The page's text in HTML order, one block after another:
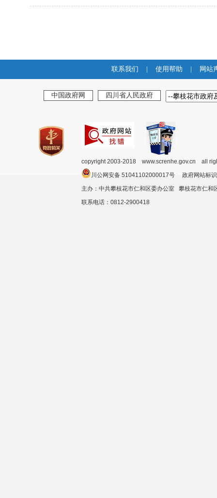
联系我们 使用帮助 网站
中国政府网 四川省人民政府
copyright 2003-2018 www.screnhe.gov.cn all
川公网安备 51041102000017号 政府网站
主办：中共攀枝花市仁和区委办公室 攀枝花市仁
联系电话：0812-2900418